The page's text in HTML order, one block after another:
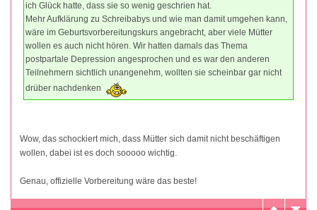
ich Glück hatte, dass sie so wenig geschrien hat.
Mehr Aufklärung zu Schreibabys und wie man damit umgehen kann,
wäre im Geburtsvorbereitungskurs angebracht, aber viele Mütter
wollen es auch nicht hören. Wir hatten damals das Thema
postpartale Depression angesprochen und es war den anderen
Teilnehmern sichtlich unangenehm, wollten sie scheinbar gar nicht
drüber nachdenken
Wow, das schockiert mich, dass Mütter sich damit nicht beschäftigen
wollen, dabei ist es doch sooooo wichtig.
Genau, offizielle Vorbereitung wäre das beste!